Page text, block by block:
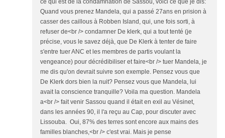
ce qui est de la condamnation de Sassou, voici ce que je dis:
Quand vous prenez Mandela, qui a passé 27ans en prision à
casser des caillous à Robben Island, qui, une fois sorti, à
refuser de<br /> condamner De klerk, qui a tout tenté (je
précise, vous le savez déjà, que De Klerk à tenter de faire
s'entre tuer ANC et les membres de partis voulant la
vengeance) pour décrédibiliser et faire<br /> tuer Mandela, je
me dis qu'on devrait suivre son exemple. Pensez vous que
De Klerk dors bien la nuit? Pensez vous que Mandela, lui
avait la conscience tranquille? Voila ma question. Mandela
a<br /> fait venir Sassou quand il était en exil au Vésinet,
dans les années 90, il l'a reçu au Cap, pour discuter avec
Lissouba. Oui, 87% des terres sont encore aux mains des
familles blanches,<br /> c'est vrai. Mais je pense